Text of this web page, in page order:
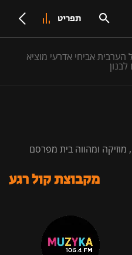
תפריט
הערבית אביחי אדרעי מוציא
מוזיקה ומהווה בית מפרסם
מקבוצת קול רגע